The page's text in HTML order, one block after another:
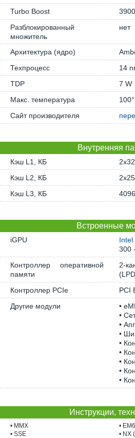
Turbo Boost
Разблокированный
множитель
нет
Архитектура (ядро)
Техпроцесс
14
TDP
7 W
Макс. температура
Сайт производителя
Внутренняя
Кэш L1, КБ
Кэш L2, КБ
Кэш L3, КБ
4096
Встроенные
iGPU
Intel
300
Контроллер оперативной
памяти
2-
Контроллер PCIe
PCI
Другие модули
•
•
•
•
•
•
•
•
•
Инструкции,
• MMX
• SSE
•
• NX